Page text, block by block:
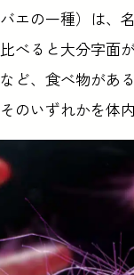
エの一種）は、
べると大分字面
ど、食べ物があ
のいずれかを体